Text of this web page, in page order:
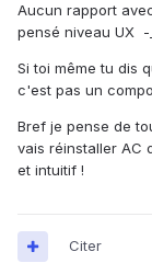
Aucun rapport
pensé niveau UX -
Si toi même tu dis
c'est pas un
Bref je pense de
vais réinstaller AC
et intuitif !
Citer